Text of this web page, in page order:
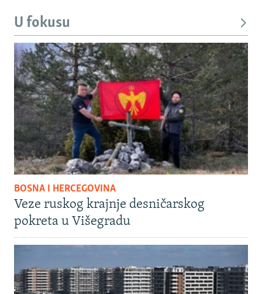
U fokusu
BOSNA I HERCEGOVINA
Veze ruskog krajnje desničarskog
pokreta u Višegradu